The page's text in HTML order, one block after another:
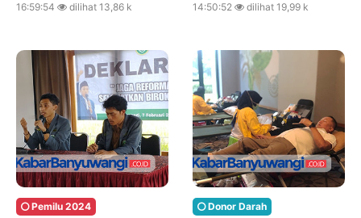
16:59:54
dilihat 13,86 k
14:50:52
dilihat 19,99 k
Pemilu 2024 Donor Darah